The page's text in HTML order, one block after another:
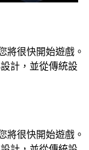
將很快開始遊戲。
計，並從傳統設
將很快開始遊戲。